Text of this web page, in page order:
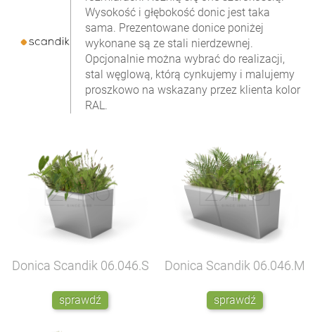
Wysokość i głębokość donic jest taka
sama. Prezentowane donice poniżej
wykonane są ze stali nierdzewnej.
Opcjonalnie można wybrać do realizacji,
stal węglową, którą cynkujemy i malujemy
proszkowo na wskazany przez klienta kolor
RAL.
Donica Scandik 06.046.S
sprawdź
Donica Scandik 06.046.M
sprawdź